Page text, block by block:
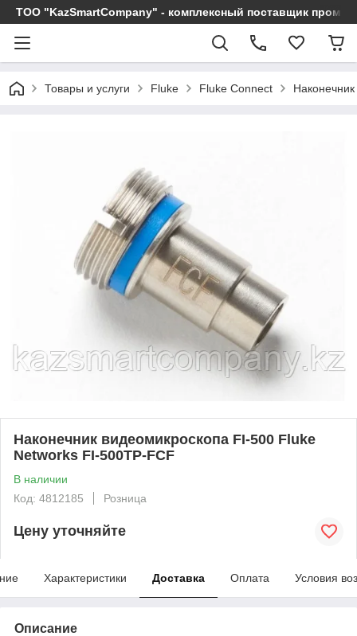
ТОО "KazSmartCompany" - комплексный поставщик
Товары и услуги Fluke Fluke Connect
Наконечник видеомикроскопа FI-500 Fluke
Networks FI-500TP-FCF
В наличии
Код: 4812185
Розница
Цену уточняйте
Характеристики Доставка Оплата Условия
Описание